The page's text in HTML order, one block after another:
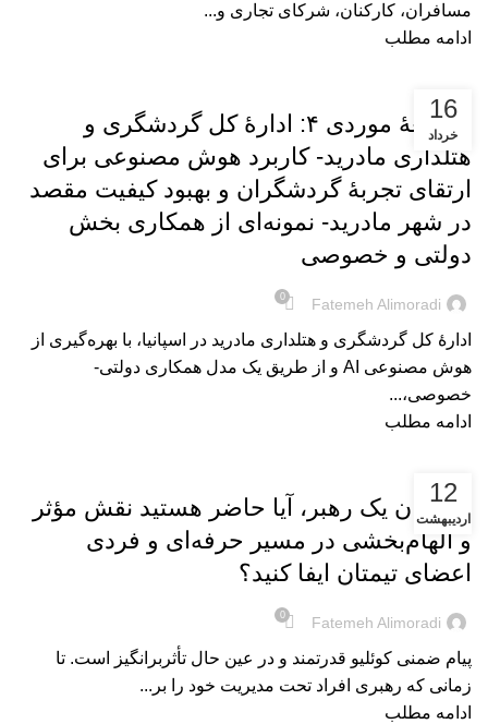
مسافران، کارکنان، شرکای تجاری و...
ادامه مطلب
16
خرداد
مطالعۀ موردی ۴: ادارۀ کل گردشگری و
هتلداری مادرید- کاربرد هوش مصنوعی برای
ارتقای تجربۀ گردشگران و بهبود کیفیت مقصد
در شهر مادرید- نمونه‌ای از همکاری بخش
دولتی و خصوصی
Fatemeh Alimoradi
0
ادارۀ کل گردشگری و هتلداری مادرید در اسپانیا، با بهره‌گیری از
هوش مصنوعی AI و از طریق یک مدل همکاری دولتی-
خصوصی،...
ادامه مطلب
12
اردیبهشت
به‌عنوان یک رهبر، آیا حاضر هستید نقش مؤثر
و الهام‌بخشی در مسیر حرفه‌ای و فردی
اعضای تیمتان ایفا کنید؟
Fatemeh Alimoradi
0
پیام ضمنی کوئلیو قدرتمند و در عین حال تأثربرانگیز است. تا
زمانی که رهبری افراد تحت مدیریت خود را بر...
ادامه مطلب